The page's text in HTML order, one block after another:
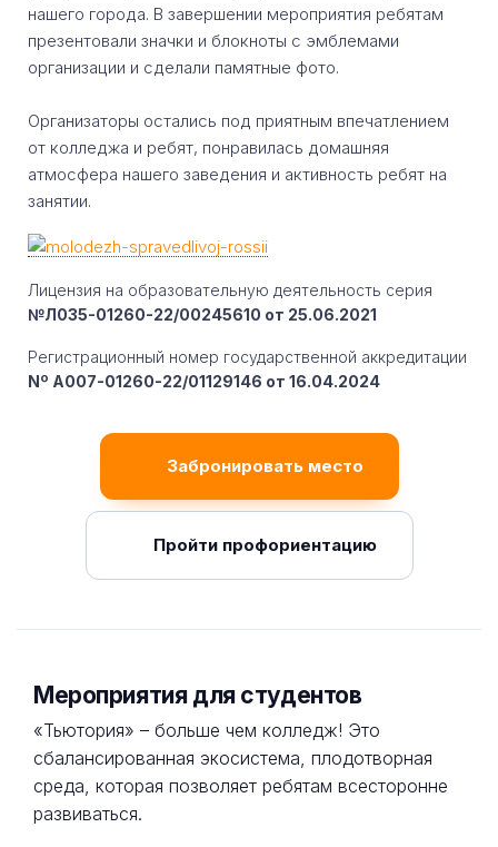
нашего города. В завершении мероприятия ребятам
презентовали значки и блокноты с эмблемами
организации и сделали памятные фото.
Организаторы остались под приятным впечатлением
от колледжа и ребят, понравилась домашняя
атмосфера нашего заведения и активность ребят на
занятии.
Лицензия на образовательную деятельность серия
№Л035-01260-22/00245610 от 25.06.2021
Регистрационный номер государственной аккредитации
Nº A007-01260-22/01129146 от 16.04.2024
Забронировать место
Пройти профориентацию
Мероприятия для студентов
«Тьютория» – больше чем колледж! Это
сбалансированная экосистема, плодотворная
среда, которая позволяет ребятам всесторонне
развиваться.